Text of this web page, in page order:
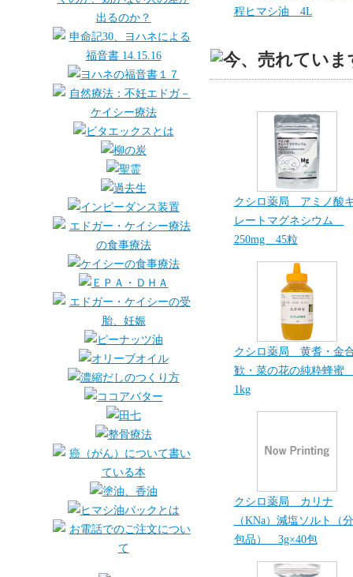
程ヒマシ油 4L
クシロ薬局 アミノ酸
レートマグネシウム
250mg 45粒
クシロ薬局 黄耆・金
歓・菜の花の純粋蜂
1kg
クシロ薬局 カリナ
（KNa）減塩ソルト（分
包品） 3g×40包